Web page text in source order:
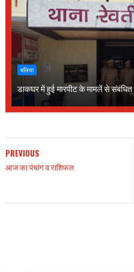
बलिया
डाकघर में हुई मारपीट के मामलें से संबंधित
PREVIOUS
आज का पंचांग व राशिफल